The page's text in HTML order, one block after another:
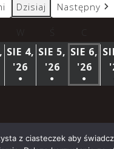
Dzisiaj Następny
SIERPNIA
SIE 4,
'26
SIERPNIA
●
SIE 5,
'26
SIERPNIA
●
SIE 6,
'26
●
z ciasteczek aby